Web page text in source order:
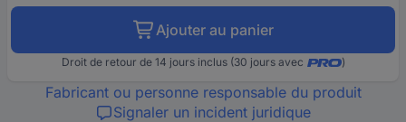
Ajouter au panier
Droit de retour de 14 jours inclus (30 jours avec )
Fabricant ou personne responsable du produit
Signaler un incident juridique